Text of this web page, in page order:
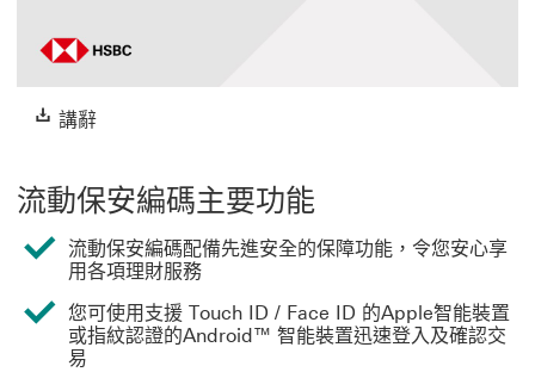
講辭講辭 這連結將會開啟新視窗
流動保安編碼主要功能
流動保安編碼配備先進安全的保障功能，令您安心享
用各項理財服務
您可使用支援 Touch ID / Face ID 的Apple智能裝置
或指紋認證的Android™ 智能裝置迅速登入及確認交
易